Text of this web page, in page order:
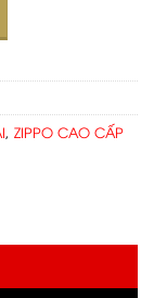
, ZIPPO CAO CẤP